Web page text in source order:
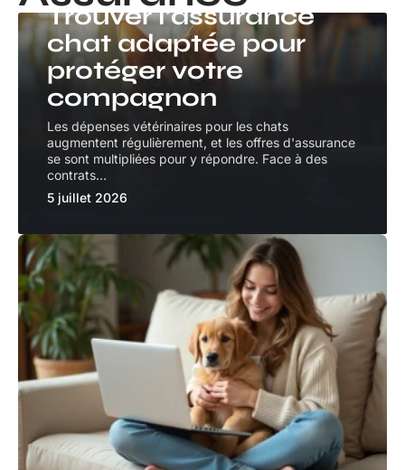
Trouver l’assurance
chat adaptée pour
protéger votre
compagnon
Les dépenses vétérinaires pour les chats
augmentent régulièrement, et les offres d'assurance
se sont multipliées pour y répondre. Face à des
contrats…
5 juillet 2026